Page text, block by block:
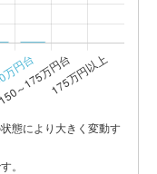
態により大きく変動す
。